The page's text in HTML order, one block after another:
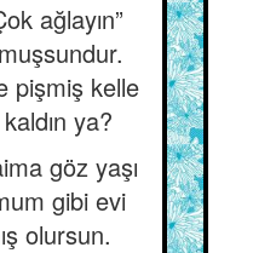
ağlayın”
pişmiş kelle
kaldın ya?
göz yaşı
gibi evi
olursun.